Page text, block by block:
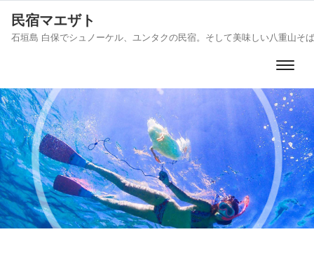
民宿マエザト
石垣島 白保でシュノーケル、ユンタクの民宿。そして美味しい八重山そ